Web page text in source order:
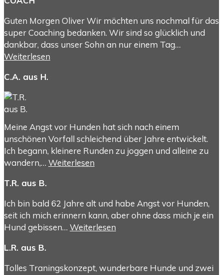
Guten Morgen Oliver Wir möchten uns nochmal für das
super Coaching bedanken. Wir sind so glücklich und
dankbar, dass unser Sohn an nur einem Tag…
Weiterlesen
C.A. aus H.
Meine Angst vor Hunden hat sich nach einem
unschönen Vorfall schleichend über Jahre entwickelt.
Ich begann, kleinere Runden zu joggen und alleine zu
wandern,… Weiterlesen
T.R. aus B.
Ich bin bald 62 Jahre alt und habe Angst vor Hunden,
seit ich mich erinnern kann, aber ohne dass mich je ein
Hund gebissen… Weiterlesen
L.R. aus B.
Tolles Traningskonzept, wunderbare Hunde und zwei